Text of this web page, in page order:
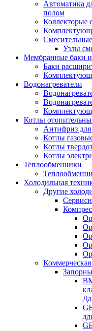
Автоматика
полом
Коллекторые
Узлы
Мембранные баки и
Баки
Водонагреватели
Котлы
Антифриз для
Котлы
Котлы
Котлы
Теплообменники
Холодильная
Другие